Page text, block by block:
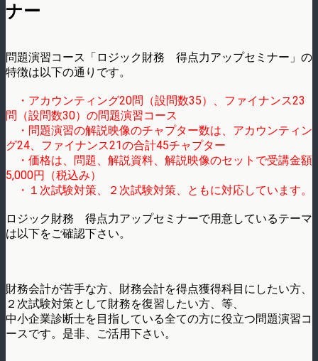
ナー
問題演習コース「ロジック財務 得点力アップセミナー」の
特徴は以下の通りです。
・アカウンティング20問（設問数35）、ファイナンス23
問（設問数30）の問題演習コース
・問題演習の解説映像のチャプター数は、アカウンティン
グ24、ファイナンス21の合計45チャプター
・価格は、問題、解説資料、解説映像のセットで受講金額
5,000円（税込み）
・１次試験対策、２次試験対策、ともに対応しています。
ロジック財務 得点力アップセミナーで用意しているテーマ
は以下をご確認下さい。
財務会計が苦手な方、財務会計を得点獲得科目にしたい方、
２次試験対策として財務を復習したい方、等、
中小企業診断士を目指している全ての方に役立つ問題演習コ
ースです。是非、ご活用下さい。